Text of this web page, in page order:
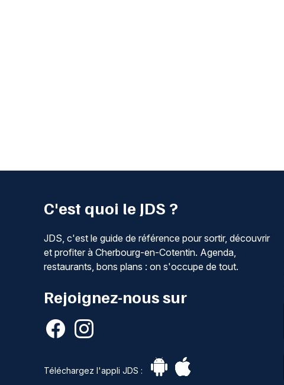
C'est quoi le JDS ?
JDS, c'est le guide de référence pour sortir, découvrir
et profiter à Cherbourg-en-Cotentin. Agenda,
restaurants, bons plans : on s'occupe de tout.
Rejoignez-nous sur
Téléchargez l'appli JDS :